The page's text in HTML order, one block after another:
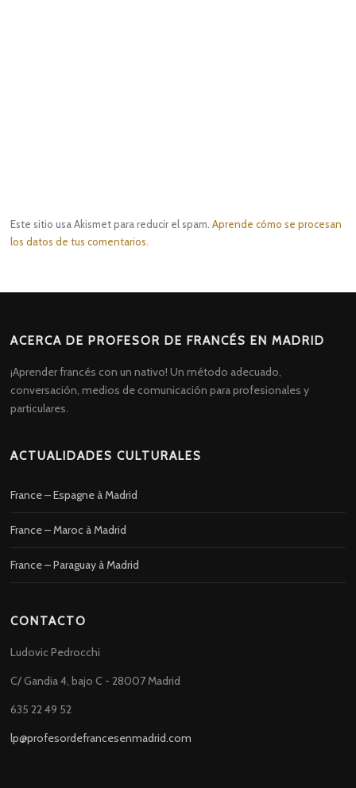
Este sitio usa Akismet para reducir el spam.Aprende cómo se procesan
los datos de tus comentarios.
ACERCA DE PROFESOR DE FRANCÉS EN MADRID
¡Aprender francés con un nativo! Un método adecuado,
conversación, medios de comunicación para profesionales y
particulares.
ACTUALIDADES CULTURALES
France – Espagne à Madrid
France – Maroc à Madrid
France – Paraguay à Madrid
CONTACTO
Ludovic Pedrocchi
C/ Gandia 4, bajo C - 28007 Madrid
635 22 49 52
lp@profesordefrancesenmadrid.com